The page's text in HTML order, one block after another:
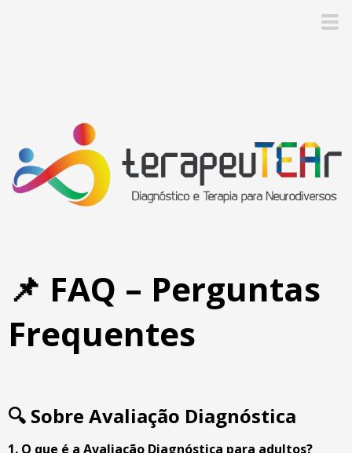
📌 FAQ – Perguntas
Frequentes
🔍 Sobre Avaliação Diagnóstica
1. O que é a Avaliação Diagnóstica para adultos?